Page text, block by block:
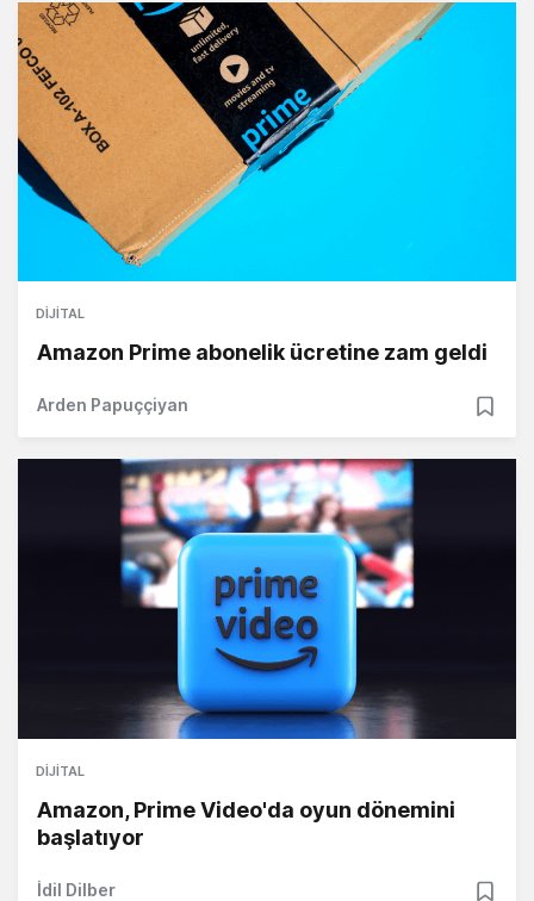
DIJITAL
Amazon Prime abonelik ücretine zam geldi
Arden Papuççiyan
DIJITAL
Amazon, Prime Video'da oyun dönemini
başlatıyor
İdil Dilber